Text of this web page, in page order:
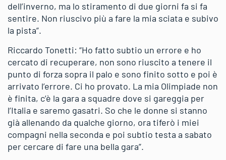
dell’inverno, ma lo stiramento di due giorni fa si fa
sentire. Non riuscivo più a fare la mia sciata e subivo
la pista”.
Riccardo Tonetti: “Ho fatto subtio un errore e ho
cercato di recuperare, non sono riuscito a tenere il
punto di forza sopra il palo e sono finito sotto e poi è
arrivato l’errore. Ci ho provato. La mia Olimpiade non
è finita, c’è la gara a squadre dove si gareggia per
l’Italia e saremo gasatri. So che le donne si stanno
già allenando da qualche giorno, ora tiferò i miei
compagni nella seconda e poi subtio testa a sabato
per cercare di fare una bella gara”.